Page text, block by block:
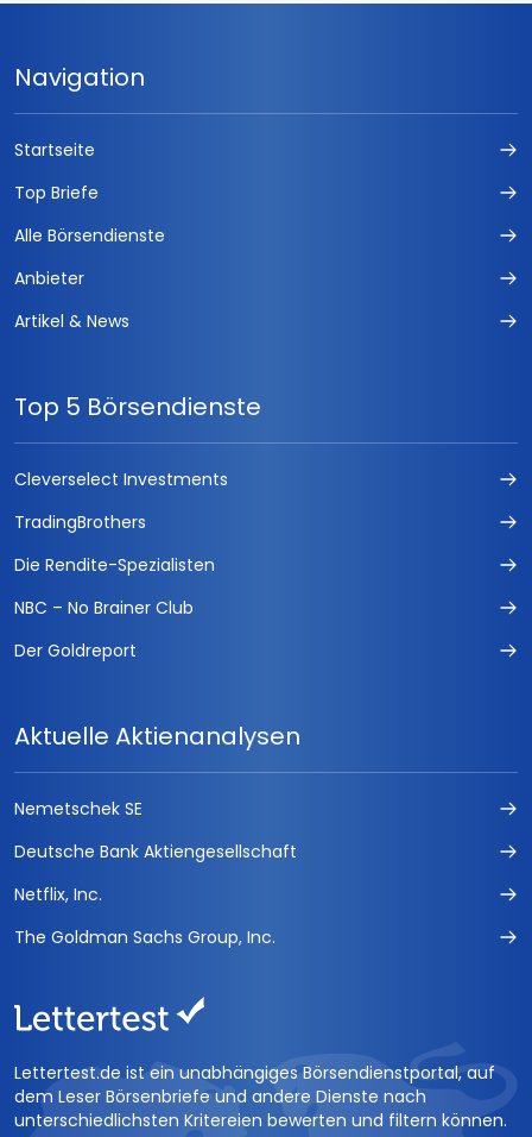
Navigation
Startseite
Top Briefe
Alle Börsendienste
Anbieter
Artikel & News
Top 5 Börsendienste
Cleverselect Investments
TradingBrothers
Die Rendite-Spezialisten
NBC – No Brainer Club
Der Goldreport
Aktuelle Aktienanalysen
Nemetschek SE
Deutsche Bank Aktiengesellschaft
Netflix, Inc.
The Goldman Sachs Group, Inc.
Lettertest.de ist ein unabhängiges Börsendienstportal, auf
dem Leser Börsenbriefe und andere Dienste nach
unterschiedlichsten Kritereien bewerten und filtern können.